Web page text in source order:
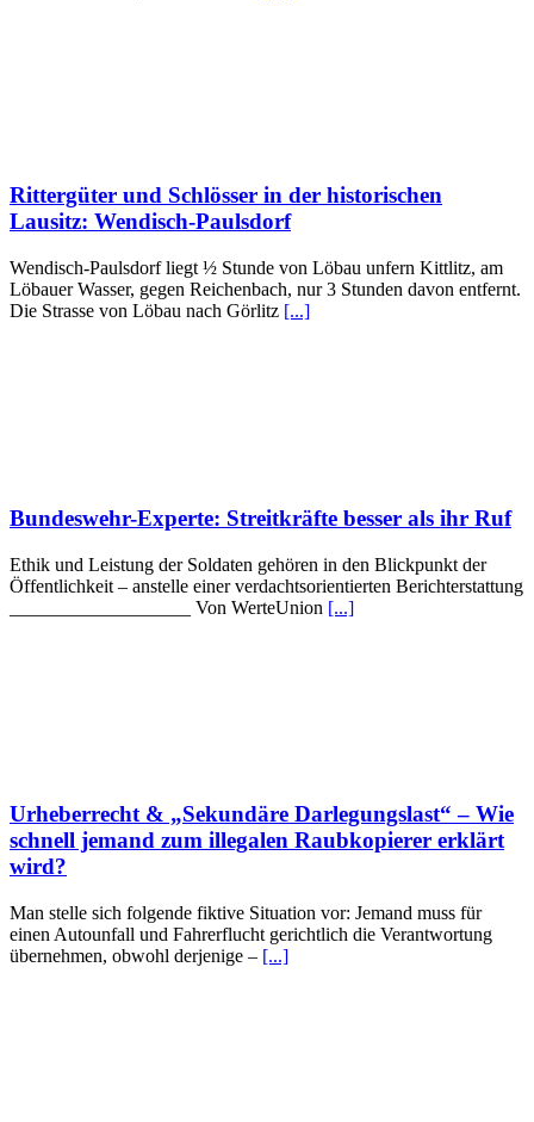
Rittergüter und Schlösser in der historischen
Lausitz: Wendisch-Paulsdorf
Wendisch-Paulsdorf liegt ½ Stunde von Löbau unfern Kittlitz, am
Löbauer Wasser, gegen Reichenbach, nur 3 Stunden davon entfernt.
Die Strasse von Löbau nach Görlitz [...]
Bundeswehr-Experte: Streitkräfte besser als ihr Ruf
Ethik und Leistung der Soldaten gehören in den Blickpunkt der
Öffentlichkeit – anstelle einer verdachtsorientierten Berichterstattung
___________________ Von WerteUnion [...]
Urheberrecht & „Sekundäre Darlegungslast“ – Wie
schnell jemand zum illegalen Raubkopierer erklärt
wird?
Man stelle sich folgende fiktive Situation vor: Jemand muss für
einen Autounfall und Fahrerflucht gerichtlich die Verantwortung
übernehmen, obwohl derjenige – [...]